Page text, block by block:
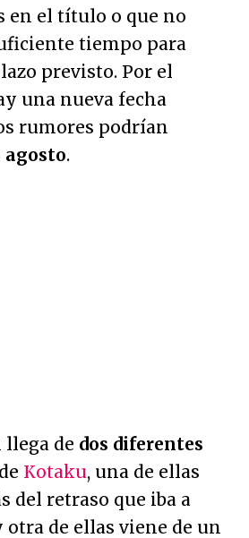
en el título o que no
tiempo para
previsto. Por el
una nueva fecha
rumores podrían
.
de dos diferentes
Kotaku, una de ellas
del retraso que iba a
de ellas viene de un